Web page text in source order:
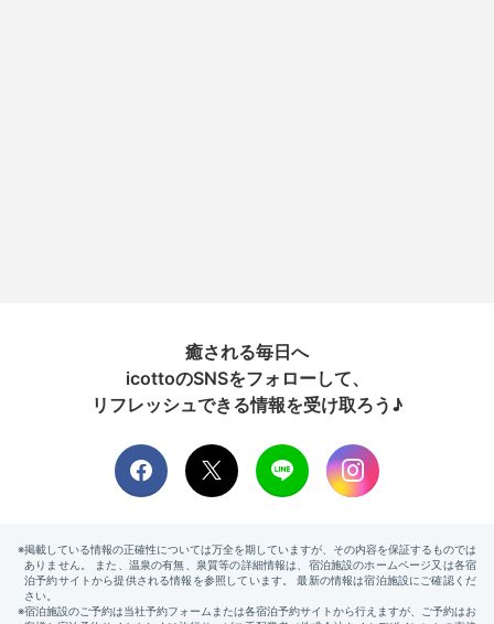
癒される毎日へ
icottoのSNSをフォローして、
リフレッシュできる情報を受け取ろう♪